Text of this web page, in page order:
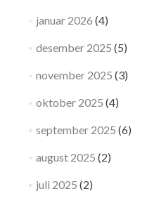
januar 2026 (4)
desember 2025 (5)
november 2025 (3)
oktober 2025 (4)
september 2025 (6)
august 2025 (2)
juli 2025 (2)